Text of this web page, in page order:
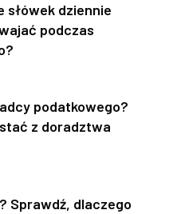
słówek dziennie
podczas
podatkowego?
z doradztwa
Sprawdź, dlaczego